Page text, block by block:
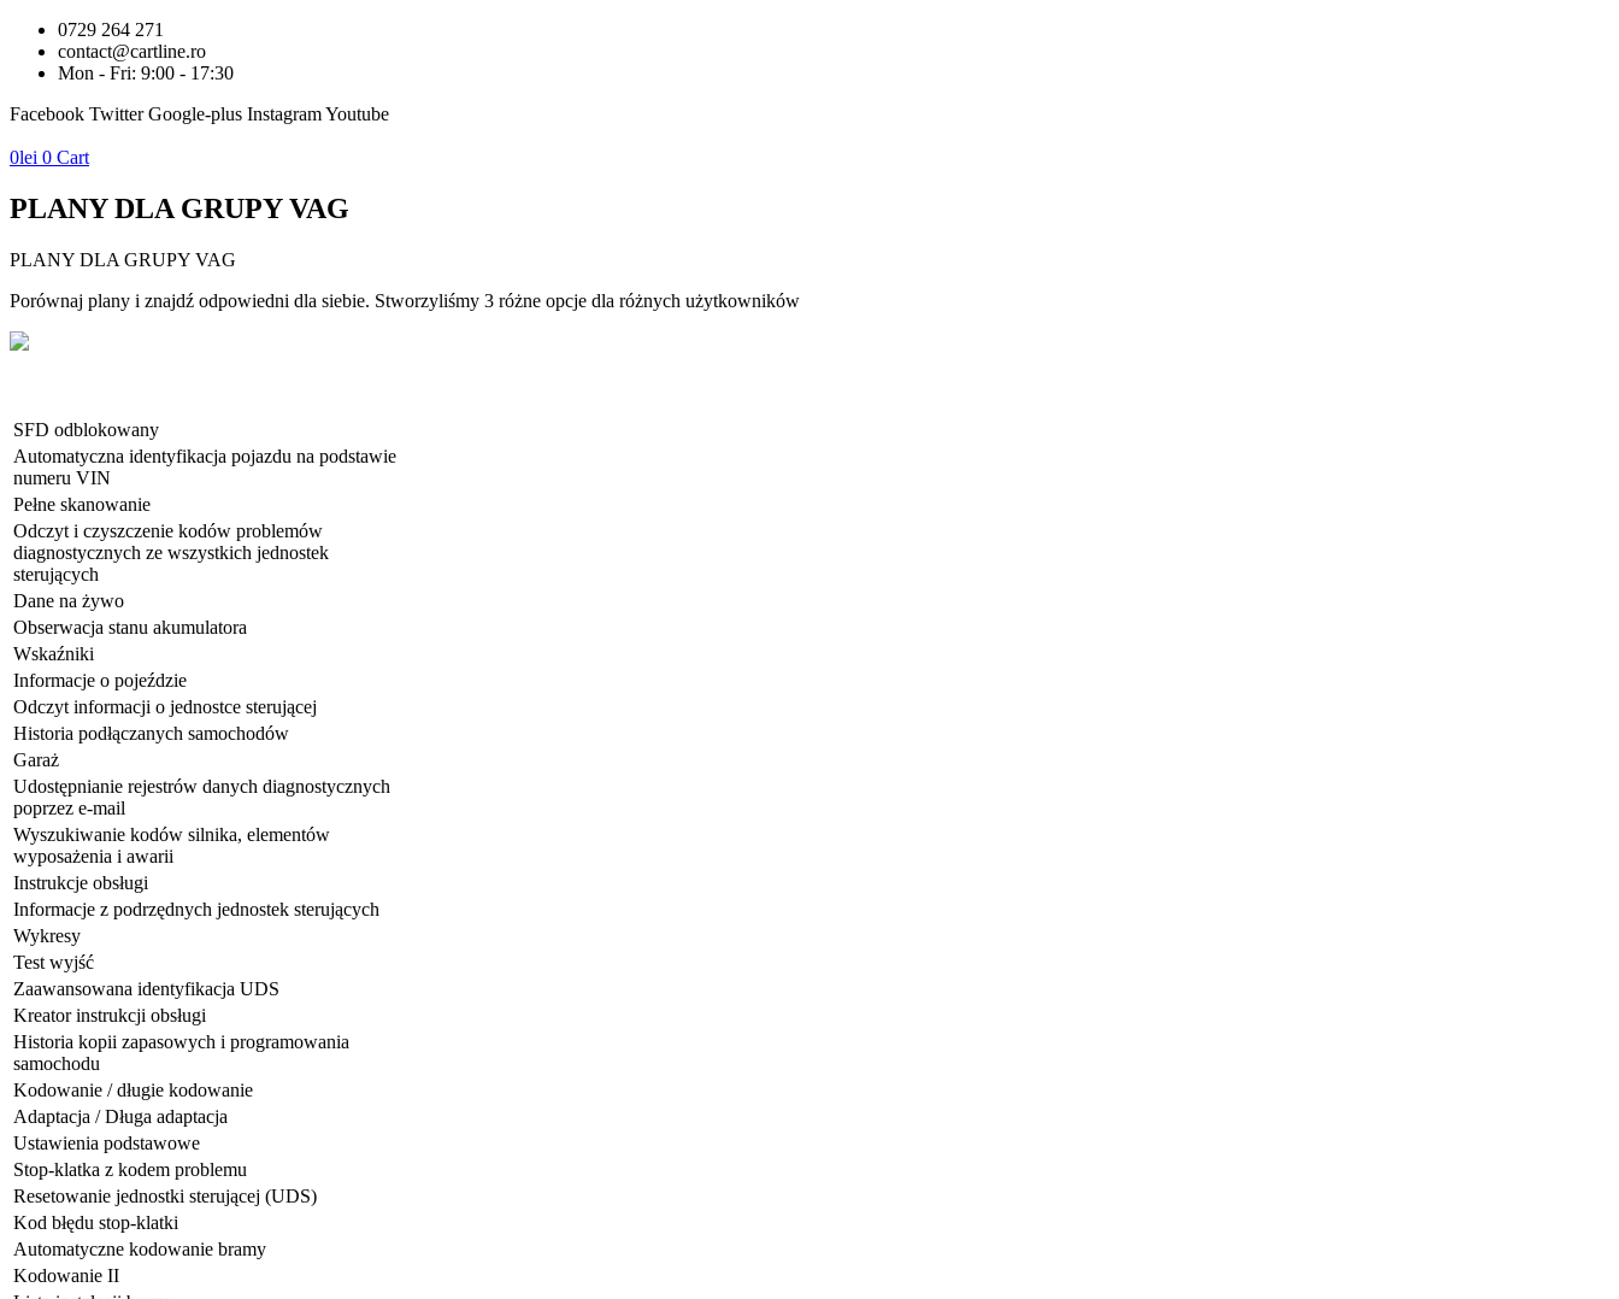
0729 264 271
contact@cartline.ro
Mon - Fri: 9:00 - 17:30
Facebook Twitter Google-plus InstagramYoutube
0lei 0 Cart
PLANY DLA GRUPY VAG
PLANY DLA GRUPY VAG
Porównaj plany i znajdź odpowiedni dla siebie. Stworzyliśmy 3 różne opcje dla różnych użytkowników
SFD odblokowany
Automatyczna identyfikacja pojazdu na podstawie
numeru VIN
Pełne skanowanie
Odczyt i czyszczenie kodów problemów
diagnostycznych ze wszystkich jednostek
sterujących
Dane na żywo
Obserwacja stanu akumulatora
Wskaźniki
Informacje o pojeździe
Odczyt informacji o jednostce sterującej
Historia podłączanych samochodów
Garaż
Udostępnianie rejestrów danych diagnostycznych
poprzez e-mail
Wyszukiwanie kodów silnika, elementów
wyposażenia i awarii
Instrukcje obsługi
Informacje z podrzędnych jednostek sterujących
Wykresy
Test wyjść
Zaawansowana identyfikacja UDS
Kreator instrukcji obsługi
Historia kopii zapasowych i programowania
samochodu
Kodowanie / długie kodowanie
Adaptacja / Długa adaptacja
Ustawienia podstawowe
Stop-klatka z kodem problemu
Resetowanie jednostki sterującej (UDS)
Kod błędu stop-klatki
Automatyczne kodowanie bramy
Kodowanie II